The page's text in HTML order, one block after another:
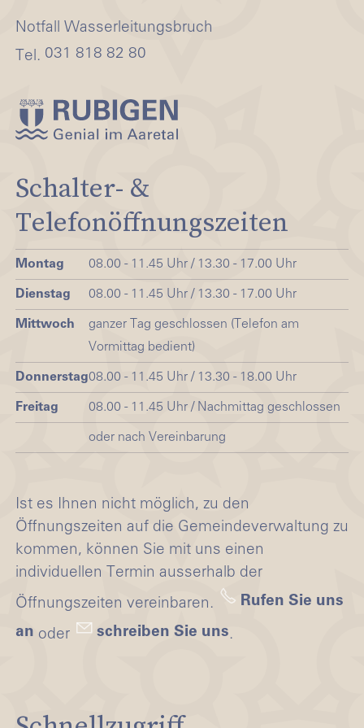
Notfall Wasserleitungsbruch
Tel. 031 818 82 80
Schalter- &
Telefonöffnungszeiten
Montag 08.00 - 11.45 Uhr / 13.30 - 17.00 Uhr
Dienstag 08.00 - 11.45 Uhr / 13.30 - 17.00 Uhr
Mittwoch
ganzer Tag geschlossen (Telefon am
Vormittag bedient)
Donnerstag08.00 - 11.45 Uhr / 13.30 - 18.00 Uhr
Freitag 08.00 - 11.45 Uhr / Nachmittag geschlossen
oder nach Vereinbarung
Ist es Ihnen nicht möglich, zu den
Öffnungszeiten auf die Gemeindeverwaltung zu
kommen, können Sie mit uns einen
individuellen Termin ausserhalb der
Öffnungszeiten vereinbaren.
Rufen Sie uns
an oder schreiben Sie uns.